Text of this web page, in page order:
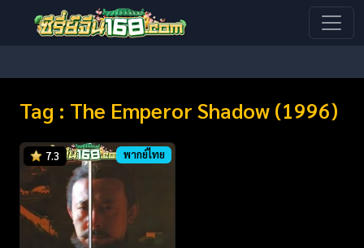
Tag : The Emperor Shadow (1996)
7.3 พากย์ไทย